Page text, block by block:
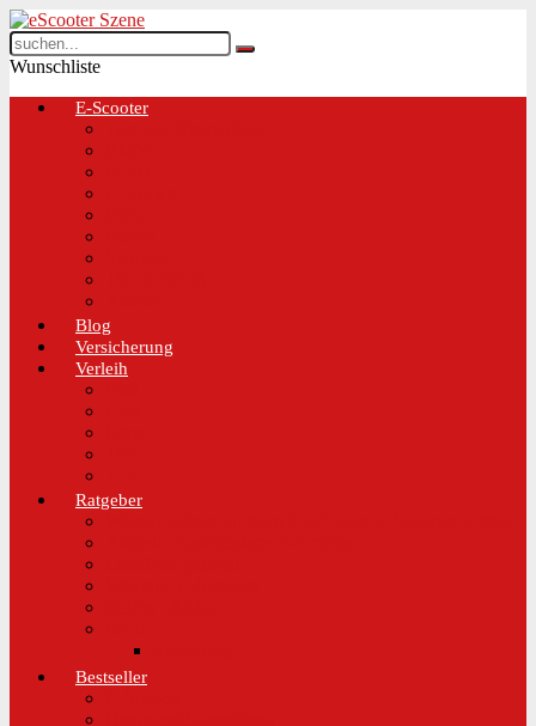
Wunschliste
E-Scooter
Blog
Versicherung
Verleih
Ratgeber
Bestseller